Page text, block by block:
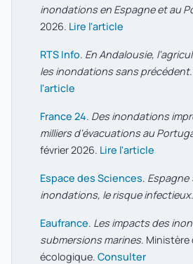
inondations en Espagne et au
2026. Lire l'article
RTS Info. En Andalousie,
les inondations sans précédent
l'article
France 24. Des inondations
milliers d'évacuations au
février 2026. Lire l'article
Espace des Sciences. Espagne
inondations, le risque infectieux
Eaufrance. Les impacts des
submersions marines. Ministère
écologique. Consulter